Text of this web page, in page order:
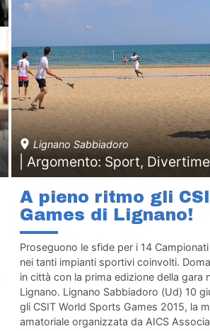
Lignano Sabbiadoro
| Argomento: Sport,
A pieno ritmo gli
Games di Lignano!
Proseguono le sfide per i 14
nei tanti impianti sportivi coinvolti.
in città con la prima edizione della
Lignano. Lignano Sabbiadoro (Ud) 10
gli CSIT World Sports Games 2015, la
amatoriale organizzata da AICS